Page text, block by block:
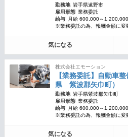
勤務地 岩手県遠野市
雇用形態 業務委託
給与
月給 600,000～
※業務委託の為、報酬金額に変
気になる
株式会社エモーション
【業務委託】自動車
県 紫波郡矢巾町）
勤務地 岩手県紫波郡矢巾町
雇用形態 業務委託
給与
月給 600,000～
※業務委託の為、報酬金額に変
気になる